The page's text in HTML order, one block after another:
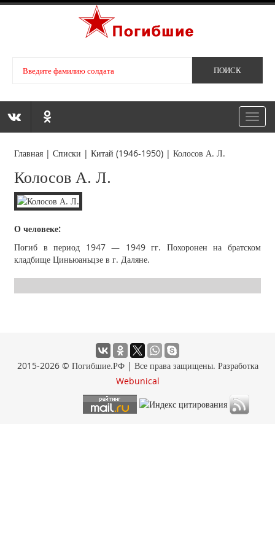
Главная |Списки |Китай (1946-1950) |Колосов А. Л.
Колосов А. Л.
О человеке:
Погиб в период 1947 — 1949 гг. Похоронен на братском
кладбище Циньюаньцзе в г. Даляне.
2015-2026 © Погибшие.РФ | Все права защищены. Разработка
Webunical